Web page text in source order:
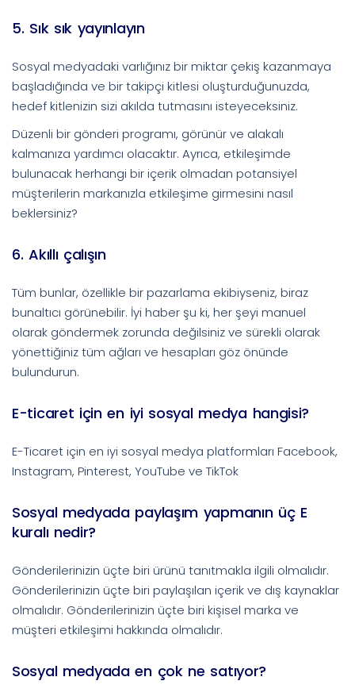
5. Sık sık yayınlayın
Sosyal medyadaki varlığınız bir miktar çekiş kazanmaya
başladığında ve bir takipçi kitlesi oluşturduğunuzda,
hedef kitlenizin sizi akılda tutmasını isteyeceksiniz.
Düzenli bir gönderi programı, görünür ve alakalı
kalmanıza yardımcı olacaktır. Ayrıca, etkileşimde
bulunacak herhangi bir içerik olmadan potansiyel
müşterilerin markanızla etkileşime girmesini nasıl
beklersiniz?
6. Akıllı çalışın
Tüm bunlar, özellikle bir pazarlama ekibiyseniz, biraz
bunaltıcı görünebilir. İyi haber şu ki, her şeyi manuel
olarak göndermek zorunda değilsiniz ve sürekli olarak
yönettiğiniz tüm ağları ve hesapları göz önünde
bulundurun.
E-ticaret için en iyi sosyal medya hangisi?
E-Ticaret için en iyi sosyal medya platformları Facebook,
Instagram, Pinterest, YouTube ve TikTok
Sosyal medyada paylaşım yapmanın üç E
kuralı nedir?
Gönderilerinizin üçte biri ürünü tanıtmakla ilgili olmalıdır.
Gönderilerinizin üçte biri paylaşılan içerik ve dış kaynaklar
olmalıdır. Gönderilerinizin üçte biri kişisel marka ve
müşteri etkileşimi hakkında olmalıdır.
Sosyal medyada en çok ne satıyor?